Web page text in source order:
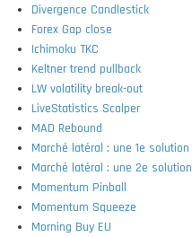
Divergence Candlestick
Forex Gap close
Ichimoku TKC
Keltner trend pullback
LW volatility break-out
LiveStatistics Scalper
MAD Rebound
Marché latéral : une 1e solution
Marché latéral : une 2e solution
Momentum Pinball
Momentum Squeeze
Morning Buy EU